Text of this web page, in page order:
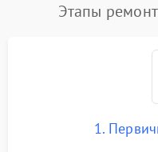
Этапы
1.